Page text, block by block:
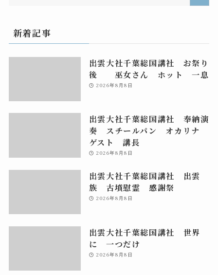
新着記事
出雲大社千葉総国講社 お祭り
後 巫女さん ホット 一息
2026年8月8日
出雲大社千葉総国講社 奉納演
奏 スチールパン オカリナ
ゲスト 講長
2026年8月8日
出雲大社千葉総国講社 出雲
族 古墳慰霊 感謝祭
2026年8月8日
出雲大社千葉総国講社 世界
に 一つだけ
2026年8月8日